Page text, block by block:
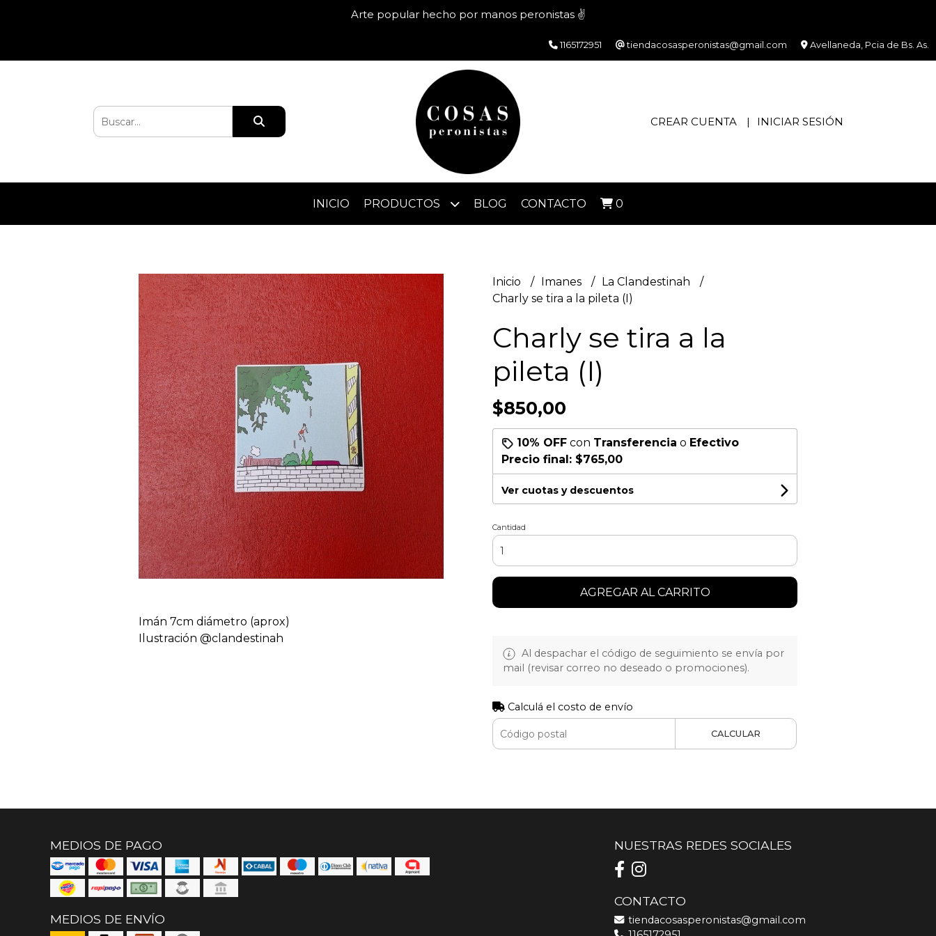
Arte popular hecho por manos peronistas ✌️
1165172951 tiendacosasperonistas@gmail.com Avellaneda, Pcia de Bs. As.
CREAR CUENTA INICIAR SESIÓN
INICIO PRODUCTOS BLOG CONTACTO 0
Imán 7cm diámetro (aprox)
Ilustración @clandestinah
Inicio Imanes
La Clandestinah
Charly se tira a la pileta (I)
Charly se tira a la
pileta (I)
$850,00
10% OFF con Transferencia o Efectivo
Precio final: $765,00
Ver cuotas y descuentos
Cantidad
AGREGAR AL CARRITO
Al despachar el código de seguimiento se envía por
mail (revisar correo no deseado o promociones).
Calculá el costo de envío
CALCULAR
MEDIOS DE PAGO
MEDIOS DE ENVÍO
NUESTRAS REDES SOCIALES
CONTACTO
tiendacosasperonistas@gmail.com